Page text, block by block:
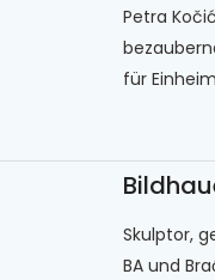
Petra
für
Skulptor,
BA und